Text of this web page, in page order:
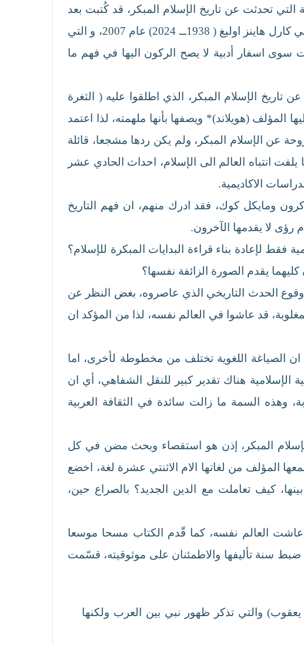
التي تحدثت عن تاريخ الإسلام المبكر، قد كُتبت بعد
أكثر من قرنين على نشوء الإسلام، بعدها جاءت مدرسة ساربروكن الألمانية التي أسسها الألماني كارل هاينز اوليغ ( 1938ــ 2024) عام 2007، و التي
سوى اسفار أدبية لا يصح الركون اليها في فهم ما
تاريخ الإسلام المبكر، الذي اطلقوا عليه ( الثغرة
الدانيماركية ( باتريشا كرون 1945ــ 2015 ) التي تتلمذ عليها المؤلف (هويلاند)* ويصفها بأنها ملهمته، لذا اعتمد
عن الإسلام المبكر، ولم يكن ردها مشجعا، قائلة
انتباه العالم الى الإسلام، احداث الحادي عشر
الاكاديمية.
الفرنسي كلود كاهين ( 19ـــ 1991 ) وبعده باتريشا كرون ومايكل كوك، فقد ادرك منهم، ان فهم التاريخ
رؤى لا يقدمها الآخرون.
لإعادة بناء قراءة البدايات المبكرة للإسلام؟
يقدم الصورة الزائفة نفسها؟
وقوع الحدث التاريخي الذي عاصروه، بغض النظر عن
قد عاشوا في العالم نفسه، لذا من المؤكد ان
الصياغة اللغوية تختلف من مخطوطة لأخرى، اما
هناك تقدير كبير للنقل الشفاهي، أي ان
وهذه السمة ما زالت سائدة في الثقافة العربية
الإسلام المبكر، إذن هو استقصاء وبحث مضن في كل
تاريخ الإسلام المبكر من سنة 630م ــ 780 م ، أي حوالي 150 عاما، جمعها المؤلف من لغاتها الام الاثنتي عشرة لغة، اخضع
كيف تعاملت مع الدين الجديد؟ بالصراع حين،
عاشت العالم نفسه، كما قّدم الكتاب مسحا موسعا
ضبط سنة تأليفها والاطمئنان على موثوقيته، قسّمت
والتي تذكر ظهور نبي بين العرب ولكنها